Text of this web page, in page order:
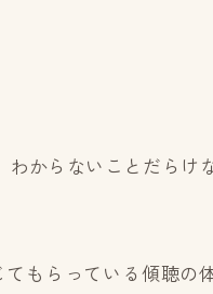
からないことだらけ
もらっている傾聴の